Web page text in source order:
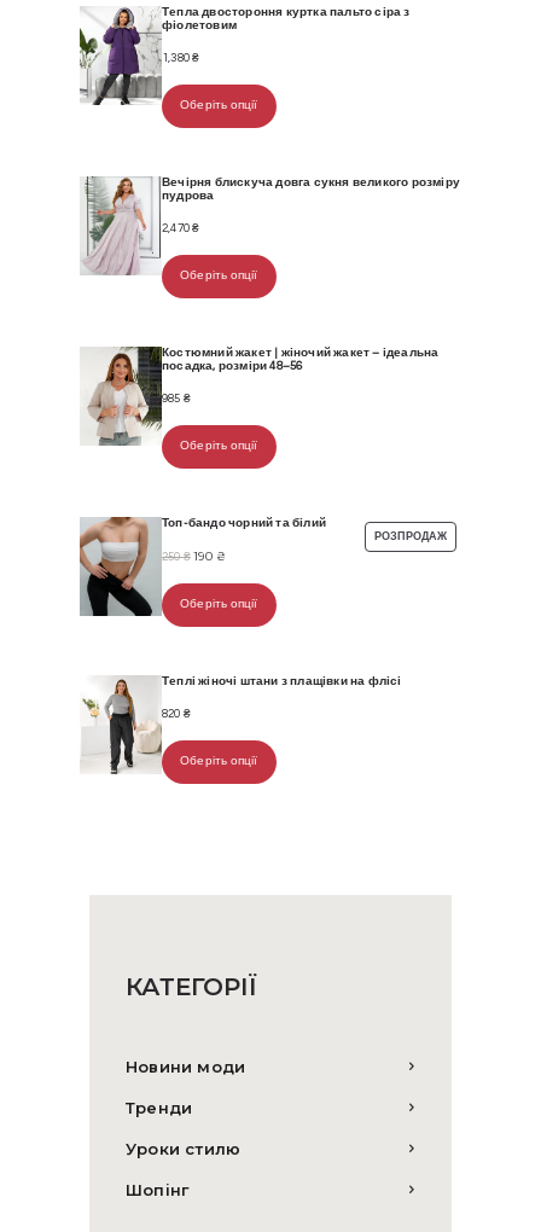
Тепла двостороння куртка пальто сіра з
фіолетовим
1,380₴
Оберіть опції
Вечірня блискуча довга сукня великого розміру
пудрова
2,470₴
Оберіть опції
Костюмний жакет | жіночий жакет – ідеальна
посадка, розміри 48–56
985 ₴
Оберіть опції
РОЗПРОДАЖ
Топ-бандо чорний та білий
250₴ Оригінальна
250 ₴.
190 ₴
190 ₴.
Оберіть опції
Теплі жіночі штани з плащівки на флісі
820 ₴
Оберіть опції
КАТЕГОРІЇ
Новини моди
Тренди
Уроки стилю
Шопінг